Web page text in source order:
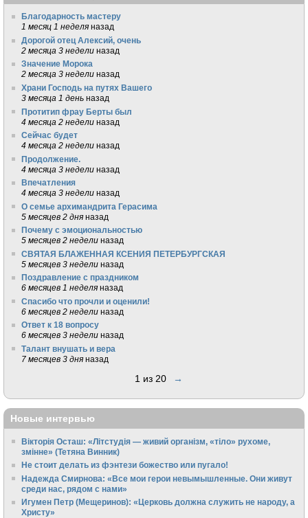
Благодарность мастеру
1 месяц 1 неделя назад
Дорогой отец Алексий, очень
2 месяца 3 недели назад
Значение Морока
2 месяца 3 недели назад
Храни Господь на путях Вашего
3 месяца 1 день назад
Протитип фрау Берты был
4 месяца 2 недели назад
Сейчас будет
4 месяца 2 недели назад
Продолжение.
4 месяца 3 недели назад
Впечатления
4 месяца 3 недели назад
О семье архимандрита Герасима
5 месяцев 2 дня назад
Почему с эмоциональностью
5 месяцев 2 недели назад
СВЯТАЯ БЛАЖЕННАЯ КСЕНИЯ ПЕТЕРБУРГСКАЯ
5 месяцев 3 недели назад
Поздравление с праздником
6 месяцев 1 неделя назад
Спасибо что прочли и оценили!
6 месяцев 2 недели назад
Ответ к 18 вопросу
6 месяцев 3 недели назад
Талант внушать и вера
7 месяцев 3 дня назад
1 из 20 →
Новые интервью
Вікторія Осташ: «Літстудія — живий організм, «тіло» рухоме,
змінне» (Тетяна Винник)
Не стоит делать из фэнтези божество или пугало!
Надежда Смирнова: «Все мои герои невымышленные. Они живут
среди нас, рядом с нами»
Игумен Петр (Мещеринов): «Церковь должна служить не народу, а
Христу»